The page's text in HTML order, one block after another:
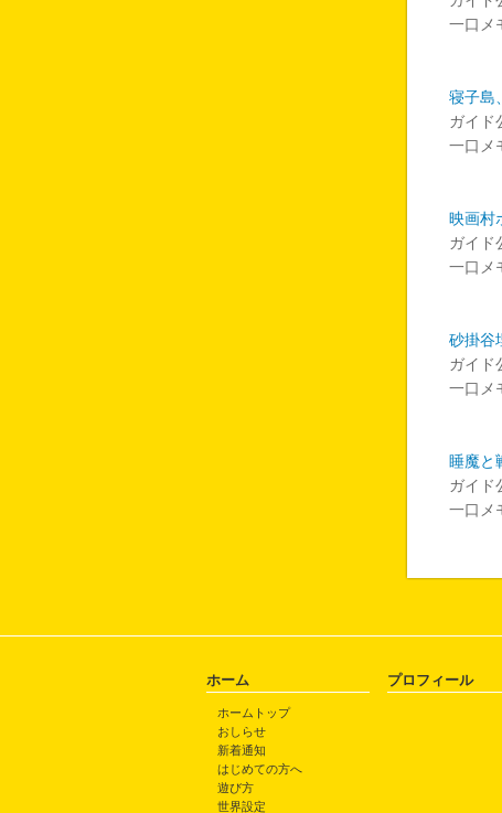
一口メ
寝子島
ガイド
一口メ
映画村
ガイド
一口メ
砂掛谷
ガイド
一口メ
睡魔と
ガイド
一口メ
ホーム
ホームトップ
おしらせ
新着通知
はじめての方へ
遊び方
世界設定
プロフィール